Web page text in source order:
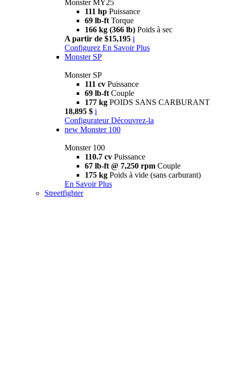
Monster MY25
111 hp Puissance
69 lb-ft Torque
166 kg (366 lb) Poids à sec
A partir de $15,195 i
Configurez En Savoir Plus
Monster SP
Monster SP
111 cv Puissance
69 lb-ft Couple
177 kg POIDS SANS CARBURANT
18,895 $ i
Configurateur Découvrez-la
new Monster 100
Monster 100
110.7 cv Puissance
67 lb-ft @ 7,250 rpm Couple
175 kg Poids à vide (sans carburant)
En Savoir Plus
Streetfighter